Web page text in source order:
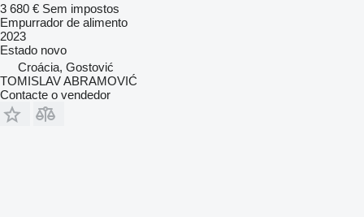
3 680 € Sem impostos
Empurrador de alimento
2023
Estado novo
Croácia, Gostović
TOMISLAV ABRAMOVIĆ
Contacte o vendedor